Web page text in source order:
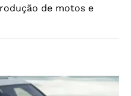
de motos e